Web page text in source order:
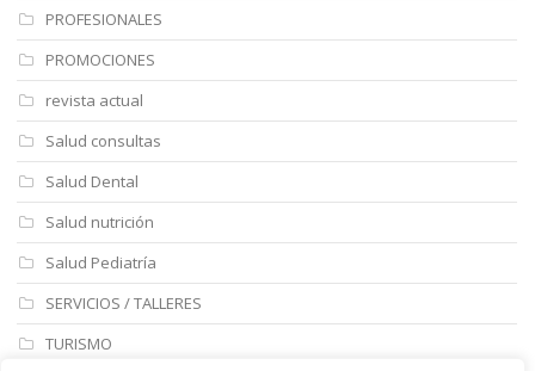
PROFESIONALES
PROMOCIONES
revista actual
Salud consultas
Salud Dental
Salud nutrición
Salud Pediatría
SERVICIOS / TALLERES
TURISMO